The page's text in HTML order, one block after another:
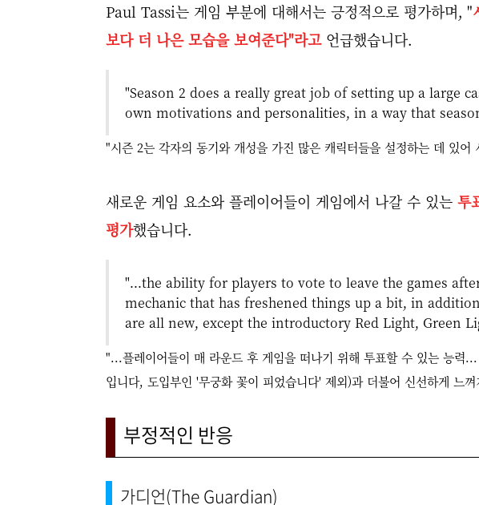
Paul Tassi는 게임 부분에 대해서는 긍정적으로 평가하며, "
보다 더 나은 모습을 보여준다"라고언급했습니다.
"Season 2 does a really great job of setting up a large
own motivations and personalities, in a way that
"시즌 2는 각자의 동기와 개성을 가진 많은 캐릭터들을 설정하는 데 있
새로운 게임 요소와 플레이어들이 게임에서 나갈 수 있는 투
평가했습니다.
"...the ability for players to vote to leave the games
mechanic that has freshened things up a bit, in
are all new, except the introductory Red Light, Green
"...플레이어들이 매 라운드 후 게임을 떠나기 위해 투표할 수 있는 능력
입니다, 도입부인 '무궁화 꽃이 피었습니다' 제외)과 더불어 신선하게 느
부정적인 반응
가디언(The Guardian)